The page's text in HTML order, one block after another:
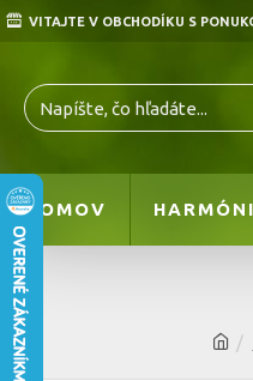
VITAJTE V OBCHODÍKU S
DOMOV